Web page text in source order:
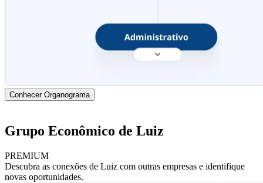
Conhecer Organograma
Grupo Econômico de Luiz
PREMIUM
Descubra as conexões de Luiz com outras empresas e identifique
novas oportunidades.